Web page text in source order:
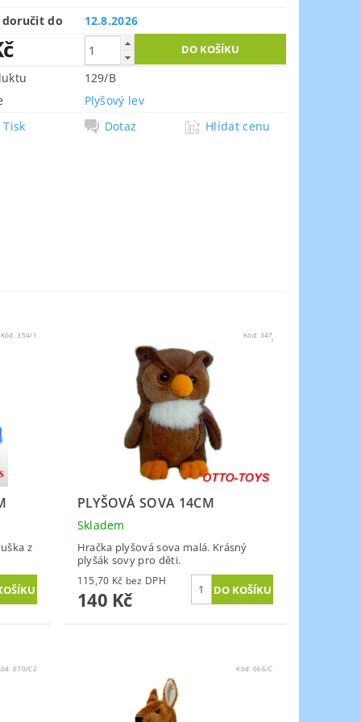
doručit do
12.8.2026
129/B
Plyšový lev
Tisk
Dotaz Hlídat cenu
Kód:354/1
z
Kód: 347
PLYŠOVÁ SOVA 14CM
Skladem
Hračka plyšová sova malá. Krásný
plyšák sovy pro děti.
115,70 Kč bez DPH
140 Kč
070/C2 Kód:066/C